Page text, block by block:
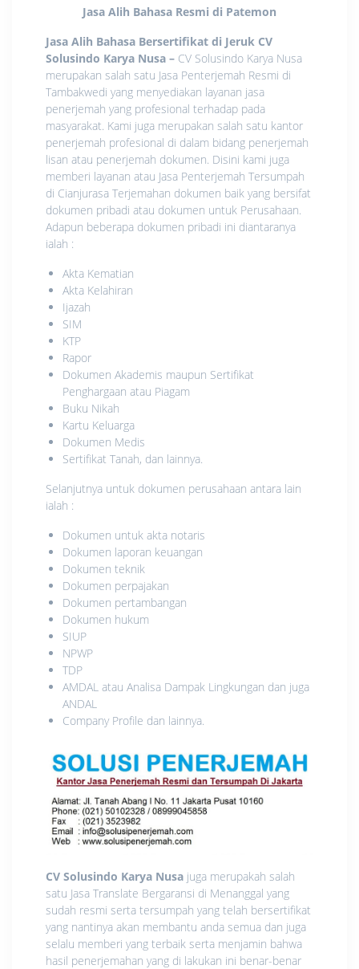
Jasa Alih Bahasa Resmi di Patemon
Jasa Alih Bahasa Bersertifikat di Jeruk CV
Solusindo Karya Nusa – CV Solusindo Karya Nusa
merupakan salah satu Jasa Penterjemah Resmi di
Tambakwedi yang menyediakan layanan jasa
penerjemah yang profesional terhadap pada
masyarakat. Kami juga merupakan salah satu kantor
penerjemah profesional di dalam bidang penerjemah
lisan atau penerjemah dokumen. Disini kami juga
memberi layanan atau Jasa Penterjemah Tersumpah
di Cianjurasa Terjemahan dokumen baik yang bersifat
dokumen pribadi atau dokumen untuk Perusahaan.
Adapun beberapa dokumen pribadi ini diantaranya
ialah :
Akta Kematian
Akta Kelahiran
Ijazah
SIM
KTP
Rapor
Dokumen Akademis maupun Sertifikat
Penghargaan atau Piagam
Buku Nikah
Kartu Keluarga
Dokumen Medis
Sertifikat Tanah, dan lainnya.
Selanjutnya untuk dokumen perusahaan antara lain
ialah :
Dokumen untuk akta notaris
Dokumen laporan keuangan
Dokumen teknik
Dokumen perpajakan
Dokumen pertambangan
Dokumen hukum
SIUP
NPWP
TDP
AMDAL atau Analisa Dampak Lingkungan dan juga
ANDAL
Company Profile dan lainnya.
CV Solusindo Karya Nusa juga merupakah salah
satu Jasa Translate Bergaransi di Menanggal yang
sudah resmi serta tersumpah yang telah bersertifikat
yang nantinya akan membantu anda semua dan juga
selalu memberi yang terbaik serta menjamin bahwa
hasil penerjemahan yang di lakukan ini benar-benar